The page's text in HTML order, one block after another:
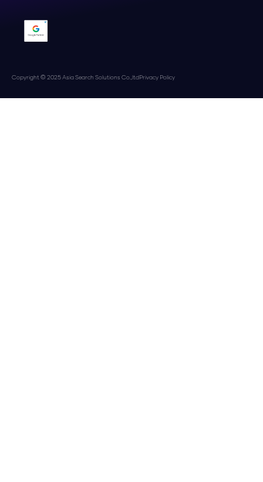
Copyright © 2025 Asia Search Solutions Co.,ltdPrivacy Policy